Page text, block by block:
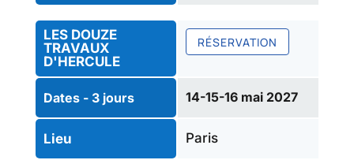
LES DOUZE
TRAVAUX
D'HERCULE
Dates - 3 jours
Lieu
RÉSERVATION
14-15-16 mai 2027
Paris